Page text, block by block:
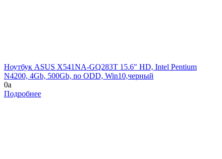
Ноутбук ASUS X541NA-GQ283T 15.6" HD, Intel Pentium
N4200, 4Gb, 500Gb, no ODD, Win10,черный
0a
Подробнее